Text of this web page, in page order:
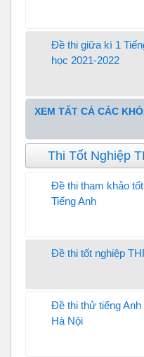
Đề thi giữa kì 1
học 2021-2022
XEM TẤT CẢ CÁC
Thi Tốt Nghiệp
Đề thi tham khảo
Tiếng Anh
Đề thi tốt nghiệp
Đề thi thử tiếng
Hà Nội